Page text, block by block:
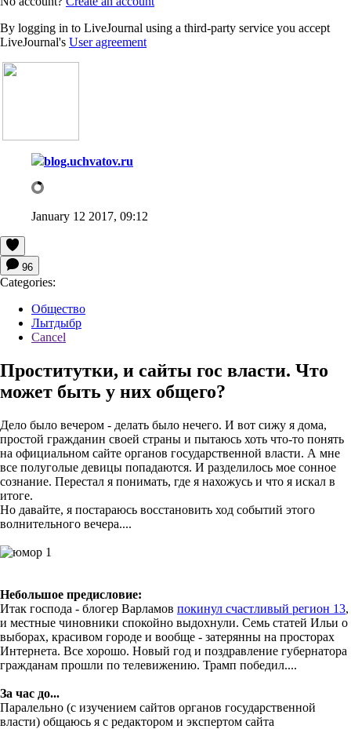
By logging in to LiveJournal using a third-party service you accept
LiveJournal's User agreement
blog.uchvatov.ru
January 12 2017, 09:12
96
Categories:
Общество
Лытдыбр
Cancel
Проститутки, и сайты гос власти. Что
может быть у них общего?
Дело было вечером - делать было нечего. И вот сижу я дома,
простой гражданин своей страны и пытаюсь хоть что-то понять
на официальном сайте органов государственной власти. А мне
все полуголые девицы попадаются. И разделилось мое сонное
сознание. Перестал я понимать, где я нахожусь и что я искал в
итоге.
Но давайте, я постараюсь восстановить ход событий этого
волнительного вечера....
Небольшое предисловие:
Итак господа - блогер Варламов покинул счастливый регион 13,
и местные чиновники спокойно выдохнули. Семь статей Ильи о
выборах, красивом городе и вообще - затерянны на просторах
Интернета. Все хорошо. Новый год и поздравление губернатора
гражданам прошли по телевижению. Трамп победил....
За час до...
Паралельно (с изучением сайтов органов государственной
власти) общаюсь я с редактором и экспертом сайта